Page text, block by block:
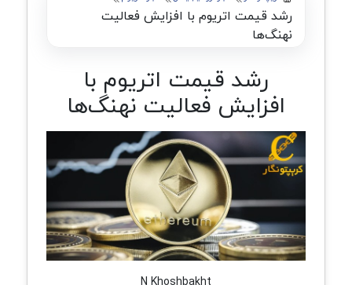
رشد قیمت اتریوم با افزایش فعالیت
نهنگ‌ها
رشد قیمت اتریوم با
افزایش فعالیت نهنگ‌ها